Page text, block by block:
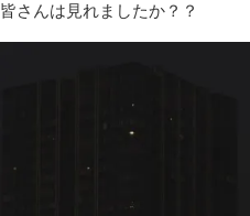
皆さんは見れましたか？？